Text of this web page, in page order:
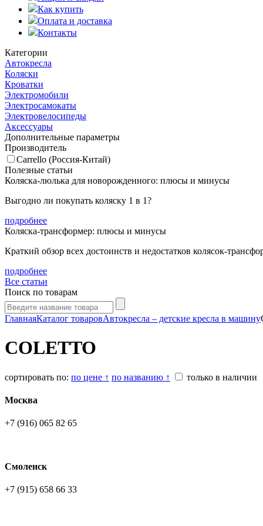
Как купить
Оплата и доставка
Контакты
Категории
Автокресла
Коляски
Кроватки
Электромобили
Электросамокаты
Электровелосипеды
Аксессуары
Дополнительные параметры
Производитель
Carrello (Россия-Китай)
Полезные статьи
Коляска-люлька для новорожденного: плюсы и минусы
Выгодно ли покупать коляску 1 в 1?
подробнее
Коляска-трансформер: плюсы и минусы
Краткий обзор всех достоинств и недостатков колясок-
подробнее
Все статьи
Поиск по товарам
ГлавнаяКаталог товаровАвтокресла – детские кресла в машину
COLETTO
сортировать по: по цене ↑ по названию ↑ только в наличии
Москва
+7 (916) 065 82 65
Смоленск
+7 (915) 658 66 33